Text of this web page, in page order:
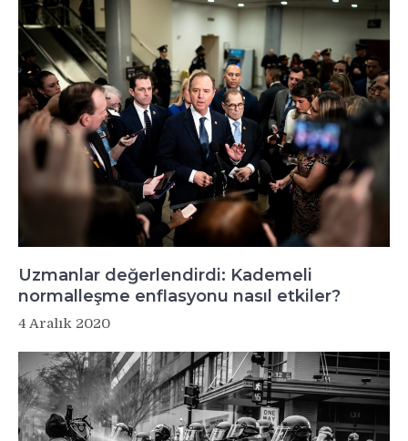
Uzmanlar değerlendirdi: Kademeli
normalleşme enflasyonu nasıl etkiler?
4 Aralık 2020